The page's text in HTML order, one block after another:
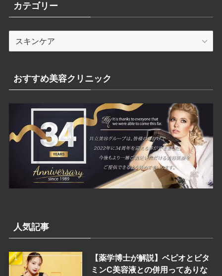
カテゴリー
テ
リ
ー
おすすめ美容クリニック
人気記事
【薬学博士が解説】ベピオとビタ
ミンC美容液との併用ってありな